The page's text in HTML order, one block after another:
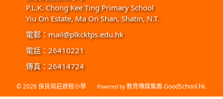
P.L.K. Chong Kee Ting Primary School
Yiu On Estate, Ma On Shan, Shatin, N.T.
電郵： mail@plkcktps.edu.hk
電話：26410221
傳真：26414724
© 2026保良局莊啟程小學 Powered by 教育傳媒集團‧GoodSchool.hk.